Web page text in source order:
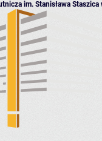
im. Stanisława Staszica